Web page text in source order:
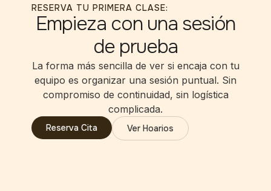
RESERVA TU PRIMERA CLASE:
Empieza con una sesión
de prueba
La forma más sencilla de ver si encaja con tu
equipo es organizar una sesión puntual. Sin
compromiso de continuidad, sin logística
complicada.
Reserva Cita Ver Hoarios